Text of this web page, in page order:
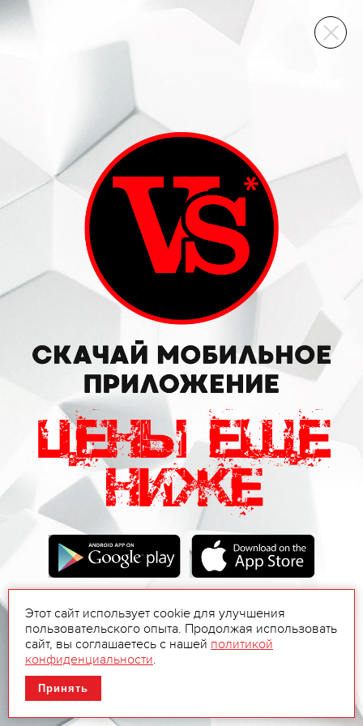
ВИННЫЙ СКЛАД
Этот сайт использует cookie для улучшения
пользовательского опыта. Продолжая использовать
сайт, вы соглашаетесь с нашей политикой
конфиденциальности.
Принять